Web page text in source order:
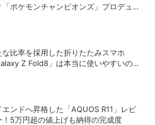
「ポケモンチャンピオンズ」プロデュー
な比率を採用した折りたたみスマホ
Z Fold8」は本当に使いやすいの
エンドへ昇格した「AQUOS R11」レビ
！5万円超の値上げも納得の完成度